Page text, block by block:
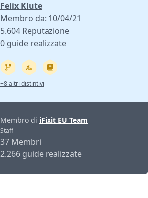
Felix Klute
Membro da: 10/04/21
5.604 Reputazione
0 guide realizzate
+8 altri distintivi
Membro di iFixit EU Team
Staff
37 Membri
2.266 guide realizzate